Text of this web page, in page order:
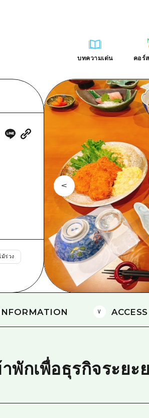
บทความเด่น
การปั่นจักรยาน
สถานบันเทิงยามค่ำคืน
มรดกโลก
คอร์
รายการ
ฮิโรชิม่า โมชิ โมชิ ทราเวล
รายการ
สรุปการจราจรรอง
ความแออัดของสิ่งอำนวยความสะด
ตั๋วเที่ยวคุ้มค่าตั๋วเที่ยวคุ้มค่า
บริการรับฝากและจัดส่งสัมภาระ
ประวัติศาสตร์ / วัฒนธรรม
ธรรมชาติเกโฮค
บริเวณรอบๆ มิยาจิมะ
บริเวณรอบเมืองฮิโรชิม่า
บิโฮคุ
เกโฮคุ
ยามากุจิตะวันออก
จังหวัดเอฮิเมะ
ชิมาเนะ
ฮิโรชิม่า ฟรี Wi-Fi
ไกด์อาสาสมัครไ
วิดีโอฮิโรชิม่า
ร่วง
ACCESS
พักเพื่อธุรกิจระยะ